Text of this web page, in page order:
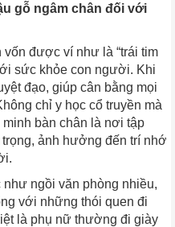
gỗ ngâm chân đối với
vốn được ví như là “trái tim
sức khỏe con người. Khi
đạo, giúp cân bằng mọi
chỉ y học cổ truyền mà
bàn chân là nơi tập
ảnh hưởng đến trí nhớ
như ngồi văn phòng nhiều,
với những thói quen đi
là phụ nữ thường đi giày